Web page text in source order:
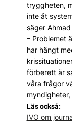
tryggheten,
inte åt
säger
– Problemet
har hängt
förberett är
våra frågor
Läs också:
IVO om